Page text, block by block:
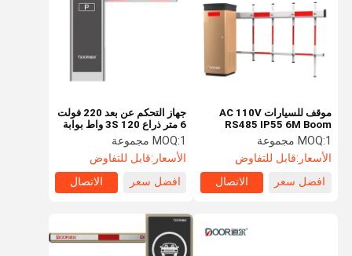
جهاز التحكم عن بعد 220 فولت
6 متر ذراع 3S 120 واط بوابة
حاجز السيارة
MOQ:1 مجموعة
الأسعار:قابل للتفاوض
افضل سعر
الاتصال
موقف للسيارات AC 110V
RS485 IP55 6M Boom
Barrier Gate
MOQ:1 مجموعة
الأسعار:قابل للتفاوض
افضل سعر
الاتصال